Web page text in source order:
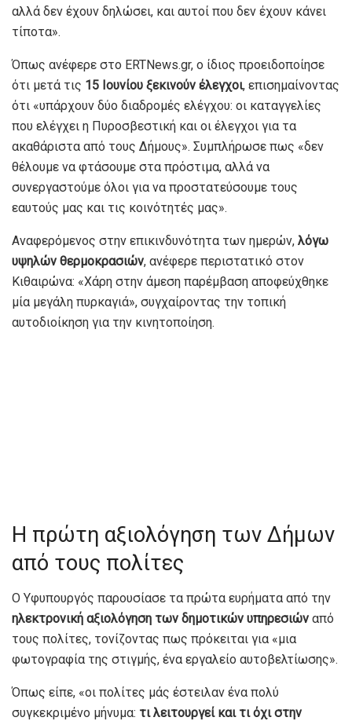
αλλά δεν έχουν δηλώσει, και αυτοί που δεν έχουν κάνει
τίποτα».
Όπως ανέφερε στο ERTNews.gr, o ίδιος προειδοποίησε
ότι μετά τις 15 Ιουνίου ξεκινούν έλεγχοι, επισημαίνοντας
ότι «υπάρχουν δύο διαδρομές ελέγχου: οι καταγγελίες
που ελέγχει η Πυροσβεστική και οι έλεγχοι για τα
ακαθάριστα από τους Δήμους». Συμπλήρωσε πως «δεν
θέλουμε να φτάσουμε στα πρόστιμα, αλλά να
συνεργαστούμε όλοι για να προστατεύσουμε τους
εαυτούς μας και τις κοινότητές μας».
Αναφερόμενος στην επικινδυνότητα των ημερών, λόγω
υψηλών θερμοκρασιών, ανέφερε περιστατικό στον
Κιθαιρώνα: «Χάρη στην άμεση παρέμβαση αποφεύχθηκε
μία μεγάλη πυρκαγιά», συγχαίροντας την τοπική
αυτοδιοίκηση για την κινητοποίηση.
Η πρώτη αξιολόγηση των Δήμων
από τους πολίτες
Ο Υφυπουργός παρουσίασε τα πρώτα ευρήματα από την
ηλεκτρονική αξιολόγηση των δημοτικών υπηρεσιών από
τους πολίτες, τονίζοντας πως πρόκειται για «μια
φωτογραφία της στιγμής, ένα εργαλείο αυτοβελτίωσης».
Όπως είπε, «οι πολίτες μάς έστειλαν ένα πολύ
συγκεκριμένο μήνυμα: τι λειτουργεί και τι όχι στην